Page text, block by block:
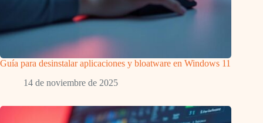
Guía para desinstalar aplicaciones y bloatware en Windows 11
14 de noviembre de 2025